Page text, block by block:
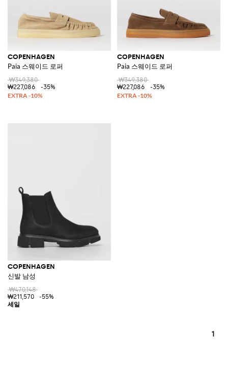
COPENHAGEN
Paia 스웨이드 로퍼
₩349,380
₩227,086
-35%
COPENHAGEN
Paia 스웨이드 로퍼
₩349,380
₩227,086
-35%
COPENHAGEN
신발 남성
₩470,148
₩211,570
-55%
1